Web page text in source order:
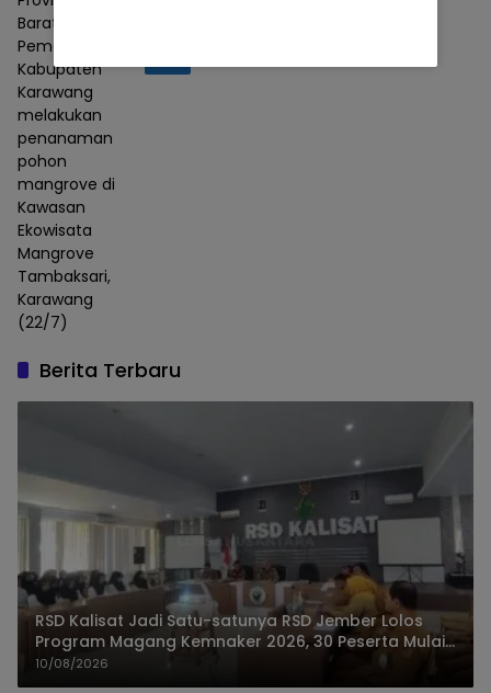
Barat,
Pemerintah
Kabupaten
Karawang
melakukan
penanaman
pohon
mangrove di
Kawasan
Ekowisata
Mangrove
Tambaksari,
Karawang
(22/7)
Berita Terbaru
RSD Kalisat Jadi Satu-satunya RSD Jember Lolos
Program Magang Kemnaker 2026, 30 Peserta Mulai
Praktik
10/08/2026